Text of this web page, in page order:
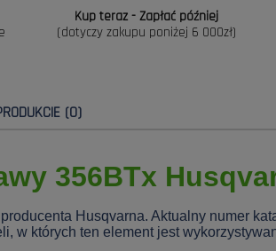
Kup teraz - Zapłać później
(dotyczy zakupu poniżej 6 000zł)
(0)
356BTx
Husqvarna. Aktualny numer
w których ten element jest